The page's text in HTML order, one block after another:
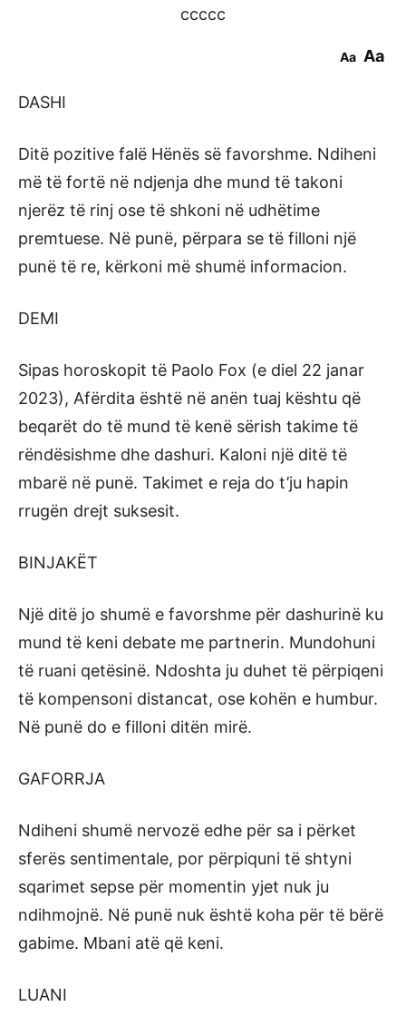
ccccc
Aa Aa
DASHI
Ditë pozitive falë Hënës së favorshme. Ndiheni
më të fortë në ndjenja dhe mund të takoni
njerëz të rinj ose të shkoni në udhëtime
premtuese. Në punë, përpara se të filloni një
punë të re, kërkoni më shumë informacion.
DEMI
Sipas horoskopit të Paolo Fox (e diel 22 janar
2023), Afërdita është në anën tuaj kështu që
beqarët do të mund të kenë sërish takime të
rëndësishme dhe dashuri. Kaloni një ditë të
mbarë në punë. Takimet e reja do t’ju hapin
rrugën drejt suksesit.
BINJAKËT
Një ditë jo shumë e favorshme për dashurinë ku
mund të keni debate me partnerin. Mundohuni
të ruani qetësinë. Ndoshta ju duhet të përpiqeni
të kompensoni distancat, ose kohën e humbur.
Në punë do e filloni ditën mirë.
GAFORRJA
Ndiheni shumë nervozë edhe për sa i përket
sferës sentimentale, por përpiquni të shtyni
sqarimet sepse për momentin yjet nuk ju
ndihmojnë. Në punë nuk është koha për të bërë
gabime. Mbani atë që keni.
LUANI